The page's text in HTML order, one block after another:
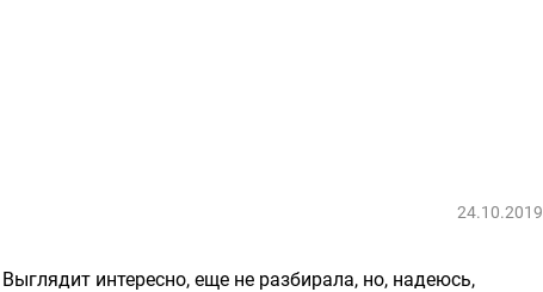
24.10.2019
интересно, еще не разбирала, но, надеюсь,